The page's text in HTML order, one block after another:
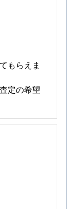
もらえま
定の希望